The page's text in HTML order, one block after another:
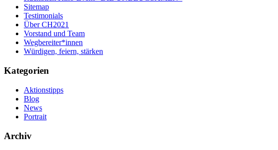
Sitemap
Testimonials
Über CH2021
Vorstand und Team
Wegbereiter*innen
Würdigen, feiern, stärken
Kategorien
Aktionstipps
Blog
News
Portrait
Archiv